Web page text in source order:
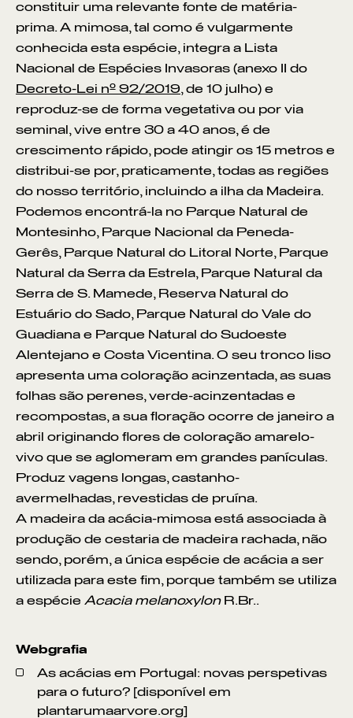
constituir uma relevante fonte de matéria-
prima. A mimosa, tal como é vulgarmente
conhecida esta espécie, integra a Lista
Nacional de Espécies Invasoras (anexo II do
Decreto-Lei nº 92/2019, de 10 julho) e
reproduz-se de forma vegetativa ou por via
seminal, vive entre 30 a 40 anos, é de
crescimento rápido, pode atingir os 15 metros e
distribui-se por, praticamente, todas as regiões
do nosso território, incluindo a ilha da Madeira.
Podemos encontrá-la no Parque Natural de
Montesinho, Parque Nacional da Peneda-
Gerês, Parque Natural do Litoral Norte, Parque
Natural da Serra da Estrela, Parque Natural da
Serra de S. Mamede, Reserva Natural do
Estuário do Sado, Parque Natural do Vale do
Guadiana e Parque Natural do Sudoeste
Alentejano e Costa Vicentina. O seu tronco liso
apresenta uma coloração acinzentada, as suas
folhas são perenes, verde-acinzentadas e
recompostas, a sua floração ocorre de janeiro a
abril originando flores de coloração amarelo-
vivo que se aglomeram em grandes panículas.
Produz vagens longas, castanho-
avermelhadas, revestidas de pruína.
A madeira da acácia-mimosa está associada à
produção de cestaria de madeira rachada, não
sendo, porém, a única espécie de acácia a ser
utilizada para este fim, porque também se utiliza
a espécie Acacia melanoxylon R.Br..
Webgrafia
As acácias em Portugal: novas perspetivas
para o futuro? [disponível em
plantarumaarvore.org]